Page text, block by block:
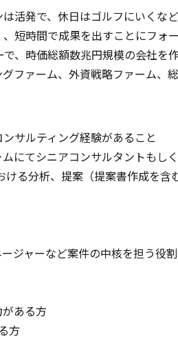
活発で、休日はゴルフにいくな
、短時間で成果を出すことにフォ
で、時価総額数兆円規模の会社を
グファーム、外資戦略ファーム、
サルティング経験があること
にてシニアコンサルタントもし
ける分析、提案（提案書作成を含
ジャーなど案件の中核を担う役
がある方
方